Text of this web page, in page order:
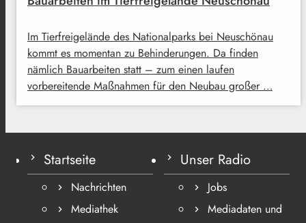
Im Tierfreigelände des Nationalparks bei Neuschönau
kommt es momentan zu Behinderungen. Da finden
nämlich Bauarbeiten statt – zum einen laufen
vorbereitende Maßnahmen für den Neubau großer …
Startseite
Nachrichten
Mediathek
Unser Radio
Jobs
Mediadaten und